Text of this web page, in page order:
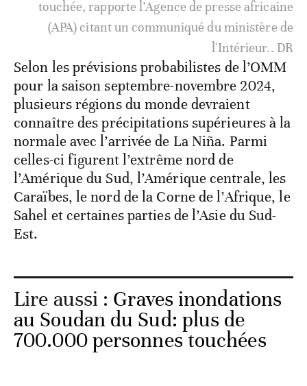
touchée, rapporte l’Agence de presse africaine
(APA) citant un communiqué du ministère de
l'Intérieur.. DR
Selon les prévisions probabilistes de l’OMM
pour la saison septembre-novembre 2024,
plusieurs régions du monde devraient
connaître des précipitations supérieures à la
normale avec l’arrivée de La Niña. Parmi
celles-ci figurent l’extrême nord de
l’Amérique du Sud, l’Amérique centrale, les
Caraïbes, le nord de la Corne de l’Afrique, le
Sahel et certaines parties de l’Asie du Sud-
Est.
Lire aussi : Graves inondations
au Soudan du Sud: plus de
700.000 personnes touchées